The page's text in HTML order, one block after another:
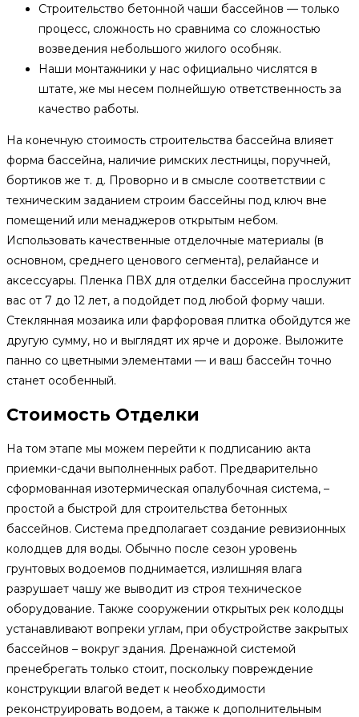
Строительство бетонной чаши бассейнов — только
процесс, сложность но сравнима со сложностью
возведения небольшого жилого особняк.
Наши монтажники у нас официально числятся в
штате, же мы несем полнейшую ответственность за
качество работы.
На конечную стоимость строительства бассейна влияет
форма бассейна, наличие римских лестницы, поручней,
бортиков же т. д. Проворно и в смысле соответствии с
техническим заданием строим бассейны под ключ вне
помещений или менаджеров открытым небом.
Использовать качественные отделочные материалы (в
основном, среднего ценового сегмента), релайансе и
аксессуары. Пленка ПВХ для отделки бассейна прослужит
вас от 7 до 12 лет, а подойдет под любой форму чаши.
Стеклянная мозаика или фарфоровая плитка обойдутся же
другую сумму, но и выглядят их ярче и дороже. Выложите
панно со цветными элементами — и ваш бассейн точно
станет особенный.
Стоимость Отделки
На том этапе мы можем перейти к подписанию акта
приемки-сдачи выполненных работ. Предварительно
сформованная изотермическая опалубочная система, –
простой а быстрой для строительства бетонных
бассейнов. Система предполагает создание ревизионных
колодцев для воды. Обычно после сезон уровень
грунтовых водоемов поднимается, излишняя влага
разрушает чашу же выводит из строя техническое
оборудование. Также сооружении открытых рек колодцы
устанавливают вопреки углам, при обустройстве закрытых
бассейнов – вокруг здания. Дренажной системой
пренебрегать только стоит, поскольку повреждение
конструкции влагой ведет к необходимости
реконструировать водоем, а также к дополнительным